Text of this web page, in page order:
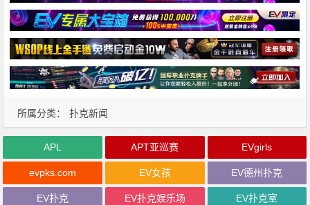
所属分类： 扑克新闻
APL APT亚巡赛 EVgirls
evpks.com EV女孩 EV德州扑克
EV扑克 EV扑克娱乐场 EV扑克室